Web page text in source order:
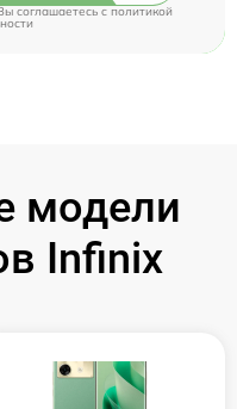
соглашаетесь cполитикой
модели
Infinix